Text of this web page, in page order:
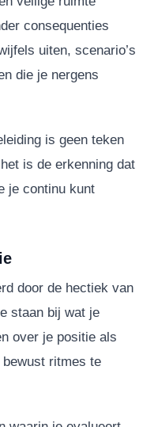
consequenties
uiten, scenario’s
die je nergens
is geen teken
is de erkenning dat
je continu kunt
door de hectiek van
staan bij wat je
over je positie als
ritmes te